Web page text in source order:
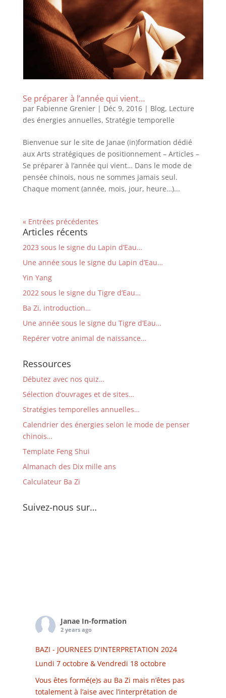
Se préparer à l’année qui vient…
par Fabienne Grenier| Déc 9, 2016| Blog, Lecture
des énergies annuelles, Stratégie temporelle
Bienvenue sur le site de Janae (in)formation dédié
aux Arts stratégiques de positionnement – Articles –
Se préparer à l’année qui vient… Dans le mode de
pensée chinois, nous ne sommes jamais seul.
Chaque moment (année, mois, jour, heure…)...
« Entrées précédentes
Articles récents
2023 sous le signe du Lapin d’Eau…
Une année sous le signe du Lapin d’Eau…
Yin Yang
2022 sous le signe du Tigre d’Eau…
Ba Zi, introduction…
Une année sous le signe du Tigre d’Eau…
Repérer votre animal de naissance…
Ressources
Débutez avec nos quiz…
Sélection d’ouvrages et de sites…
Stratégies temporelles annuelles…
Calendrier des énergies selon le mode de penser
chinois…
Template Feng Shui
Almanach des Dix mille ans
Calculateur Ba Zi
Suivez-nous sur…
Janae In-formation
2 years ago
BAZI - JOURNEES D'INTERPRETATION 2024
Lundi 7 octobre & Vendredi 18 octobre
Vous êtes formé(e)s au Ba Zi mais n’êtes pas
totalement à l’aise avec l’interprétation de